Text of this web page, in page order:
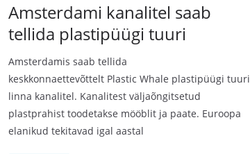
Amsterdami kanalitel saab
tellida plastipüügi tuuri
Amsterdamis saab tellida
keskkonnaettevõttelt Plastic Whale plastipüügi tuuri
linna kanalitel. Kanalitest väljaõngitsetud
plastprahist toodetakse mööblit ja paate. Euroopa
elanikud tekitavad igal aastal